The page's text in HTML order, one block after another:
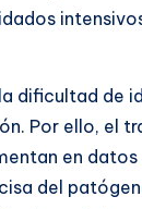
dificultad de
Por ello, el
en
del